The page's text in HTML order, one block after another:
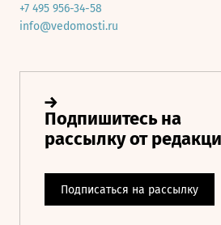
+7 495 956-34-58
info@vedomosti.ru